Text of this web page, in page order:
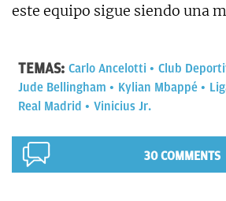
este equipo sigue siendo una
TEMAS: Carlo Ancelotti
Club
Jude Bellingham
Kylian Mbappé
Real Madrid
Vinicius Jr.
30 COMMENTS